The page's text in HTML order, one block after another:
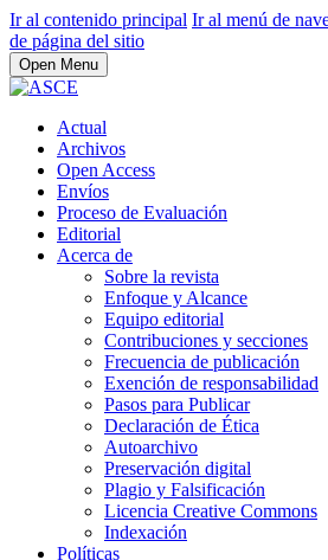
Ir al contenido principal Ir al menú de
de página del sitio
Open Menu
Actual
Archivos
Open Access
Envíos
Proceso de Evaluación
Editorial
Acerca de
Sobre la revista
Enfoque y Alcance
Equipo editorial
Contribuciones y secciones
Frecuencia de publicación
Exención de responsabilidad
Pasos para Publicar
Declaración de Ética
Autoarchivo
Preservación digital
Plagio y Falsificación
Licencia Creative Commons
Indexación
Políticas